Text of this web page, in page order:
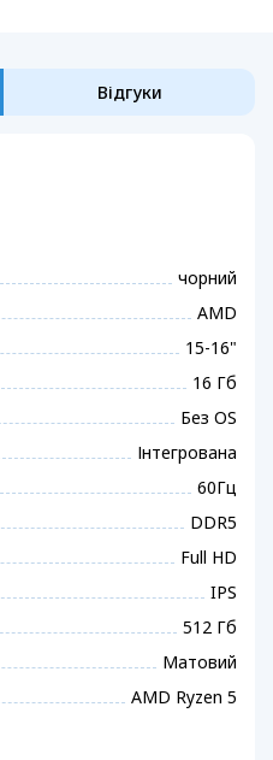
Відгуки
чорний
AMD
15-16"
16 Гб
Без OS
Інтегрована
60Гц
DDR5
Full HD
IPS
512 Гб
Матовий
AMD Ryzen 5